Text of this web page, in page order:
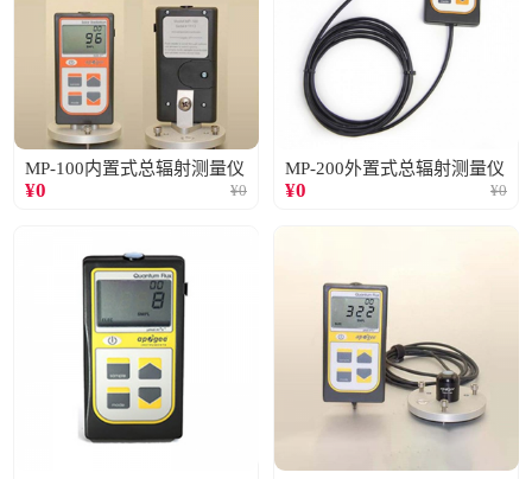
MP-100内置式总辐射测量仪
¥0 ¥0
MP-200外置式总辐射测量仪
¥0 ¥0